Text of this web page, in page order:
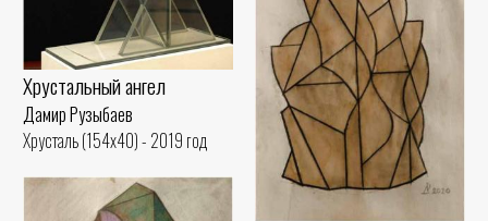
Хрустальный ангел
Дамир Рузыбаев
Хрусталь (154x40) - 2019 год